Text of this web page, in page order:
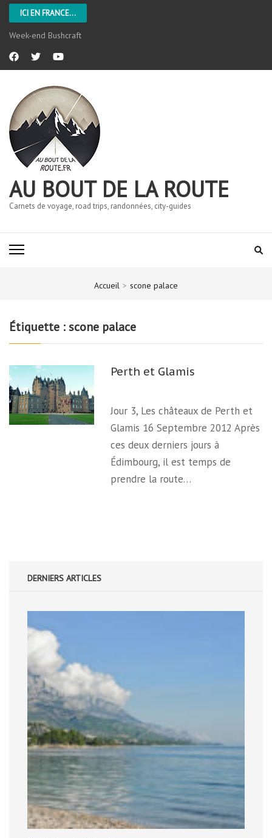
ICI EN FRANCE...
Week-end Bushcraft
AU BOUT DE LA ROUTE
Carnets de voyage, road trips, randonnées, city-guides
Accueil > scone palace
Étiquette :scone palace
Perth et Glamis
Jour 3, Les châteaux de Perth et
Glamis 16 Septembre 2012 Après
ces deux derniers jours à
Édimbourg, il est temps de
prendre la route…
DERNIERS ARTICLES